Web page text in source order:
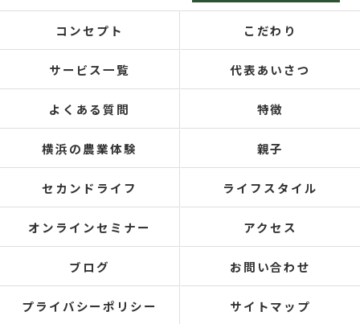
コンセプト こだわり
サービス一覧 代表あいさつ
よくある質問 特徴
横浜の農業体験 親子
セカンドライフ ライフスタイル
オンラインセミナー アクセス
ブログ お問い合わせ
プライバシーポリシー サイトマップ